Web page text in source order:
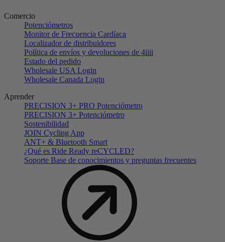
Comercio
Potenciómetros
Monitor de Frecuencia Cardíaca
Localizador de distribuidores
Política de envíos y devoluciones de 4iiii
Estado del pedido
Wholesale USA Login
Wholesale Canada Login
Aprender
PRECISION 3+ PRO Potenciómetro
PRECISION 3+ Potenciómetro
Sostenibilidad
JOIN Cycling App
ANT+ & Bluetooth Smart
¿Qué es Ride Ready reCYCLED?
Soporte Base de conocimientos y preguntas frecuentes